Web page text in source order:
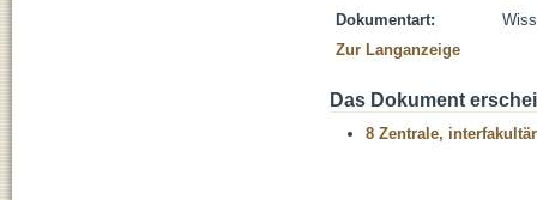
Dokumentart:
Zur Langanzeige
Das Dokument
8 Zentrale,